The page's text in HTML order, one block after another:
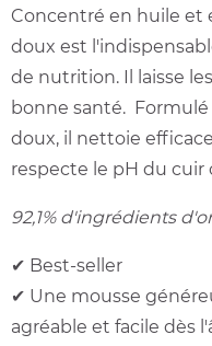
Concentré en huile et
doux est
de nutrition. Il laisse
bonne santé.
doux, il nettoie
respecte le pH du cuir
92,1% d'ingrédients
✔ Best-seller
✔ Une mousse
agréable et facile dès